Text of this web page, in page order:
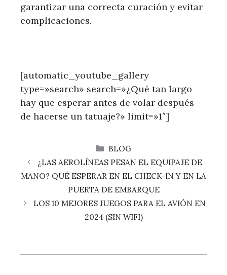
garantizar una correcta curación y evitar
complicaciones.
[automatic_youtube_gallery
type=»search» search=»¿Qué tan largo
hay que esperar antes de volar después
de hacerse un tatuaje?» limit=»1″]
CATEGORÍAS
BLOG
¿LAS AEROLÍNEAS PESAN EL EQUIPAJE DE
MANO? QUÉ ESPERAR EN EL CHECK-IN Y EN LA
PUERTA DE EMBARQUE
LOS 10 MEJORES JUEGOS PARA EL AVIÓN EN
2024 (SIN WIFI)